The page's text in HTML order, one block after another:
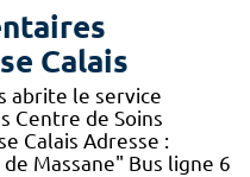
Calais
abrite le service
Centre de Soins
Calais Adresse :
Massane" Bus ligne 6